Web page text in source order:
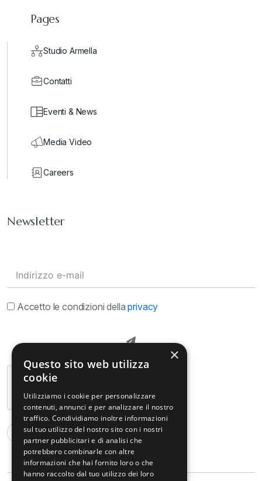
Pages
Studio Armella
Contatti
Eventi & News
Media Video
Careers
Newsletter
Accetto le condizioni dellaprivacy
×
Questo sito web utilizza
cookie
Utilizziamo i cookie per personalizzare
contenuti, annunci e per analizzare il nostro
traffico. Condividiamo inoltre informazioni
sul tuo utilizzo del nostro sito con i nostri
partner pubblicitari e di analisi che
potrebbero combinarle con altre
informazioni che hai fornito loro o che
hanno raccolto dal tuo utilizzo dei loro